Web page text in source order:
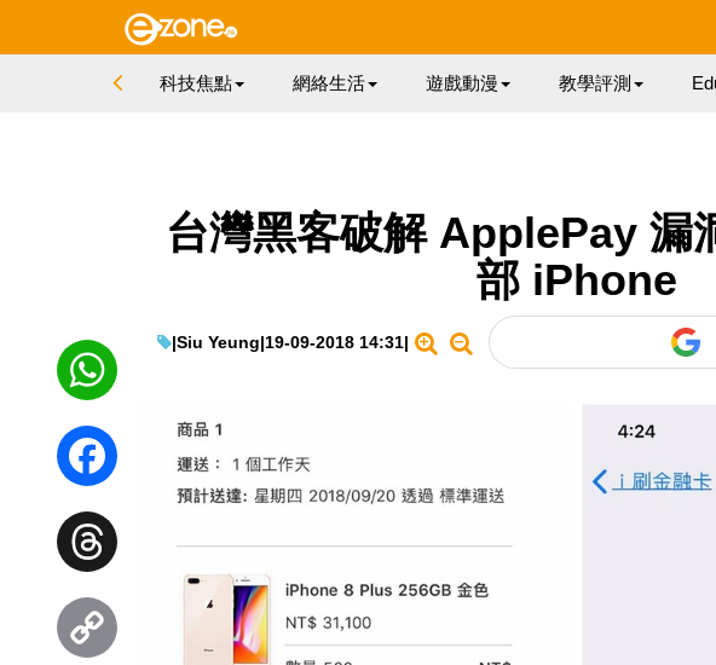
科技焦點 網絡生活 遊戲動漫 教學評測
台灣黑客破解 ApplePay 漏
部 iPhone
|Siu Yeung|19-09-2018 14:31|
WhatsApp
Facebook
Threads